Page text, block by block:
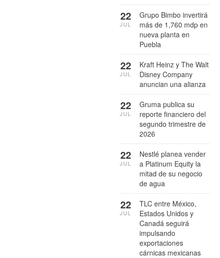
Grupo Bimbo invertirá
más de 1,760 mdp en
nueva planta en
Puebla
22
JUL
Kraft Heinz y The Walt
Disney Company
anuncian una alianza
22
JUL
Gruma publica su
reporte financiero del
segundo trimestre de
2026
22
JUL
Nestlé planea vender
a Platinum Equity la
mitad de su negocio
de agua
22
JUL
TLC entre México,
Estados Unidos y
Canadá seguirá
impulsando
exportaciones
cárnicas mexicanas
22
JUL